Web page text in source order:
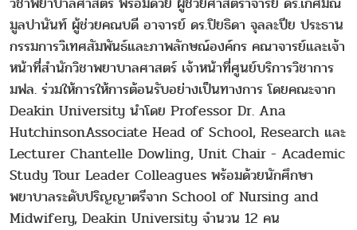
มูลปานันท์ ผู้ช่วยคณบดี อาจารย์ ดร.ปิยธิดา จุลละปีย ประธาน
กรรมการวิเทศสัมพันธ์และภาพลักษณ์องค์กร คณาจารย์และเจ้า
หน้าที่สำนักวิชาพยาบาลศาสตร์ เจ้าหน้าที่ศูนย์บริการวิชาการ
มฟล. ร่วมให้การให้การต้อนรับอย่างเป็นทางการ โดยคณะจาก
Deakin University นำโดย Professor Dr. Ana
Hutchinson​​Associate Head of School, Research และ
Lecturer Chantelle Dowling, ​​Unit Chair - Academic
Study Tour Leader Colleagues พร้อมด้วยนักศึกษา
พยาบาลระดับปริญญาตรีจาก School of Nursing and
Midwifery, Deakin University จำนวน 12 คน